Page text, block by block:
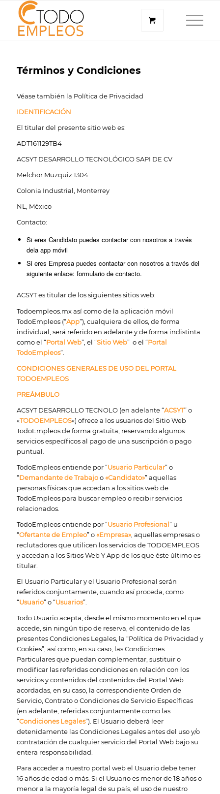
Términos y Condiciones
Véase también la Política de Privacidad
IDENTIFICACIÓN
El titular del presente sitio web es:
ADT161129TB4
ACSYT DESARROLLO TECNOLÓGICO SAPI DE CV
Melchor Muzquiz 1304
Colonia Industrial, Monterrey
NL, México
Contacto:
Si eres Candidato puedes contactar con nosotros a través
dela app móvil
Si eres Empresa puedes contactar con nosotros a través del
siguiente enlace: formulario de contacto.
ACSYT es titular de los siguientes sitios web:
Todoempleos.mx así como de la aplicación móvil
TodoEmpleos (“App”), cualquiera de ellos, de forma
individual, será referido en adelante y de forma indistinta
como el “Portal Web”, el “Sitio Web” o el “Portal
TodoEmpleos”.
CONDICIONES GENERALES DE USO DEL PORTAL
TODOEMPLEOS
PREÁMBULO
ACSYT DESARROLLO TECNOLO (en adelante “ACSYT” o
«TODOEMPLEOS«) ofrece a los usuarios del Sitio Web
TodoEmpleos de forma gratuita, reservando algunos
servicios específicos al pago de una suscripción o pago
puntual.
TodoEmpleos entiende por “Usuario Particular” o
“Demandante de Trabajoo«Candidato»” aquellas
personas físicas que accedan a los sitios web de
TodoEmpleos para buscar empleo o recibir servicios
relacionados.
TodoEmpleos entiende por “Usuario Profesional” u
“Ofertante de Empleo” o«Empresa», aquellas empresas o
reclutadores que utilicen los servicios de TODOEMPLEOS
y accedan a los Sitios Web Y App de los que éste último es
titular.
El Usuario Particular y el Usuario Profesional serán
referidos conjuntamente, cuando así proceda, como
“Usuario” o “Usuarios”.
Todo Usuario acepta, desde el mismo momento en el que
accede, sin ningún tipo de reserva, el contenido de las
presentes Condiciones Legales, la “Política de Privacidad y
Cookies”, así como, en su caso, las Condiciones
Particulares que puedan complementar, sustituir o
modificar las referidas condiciones en relación con los
servicios y contenidos del contenidos del Portal Web
acordadas, en su caso, la correspondiente Orden de
Servicio, Contrato o Condiciones de Servicio Específicas
(en adelante, referidas conjuntamente como las
“Condiciones Legales”). El Usuario deberá leer
detenidamente las Condiciones Legales antes del uso y/o
contratación de cualquier servicio del Portal Web bajo su
entera responsabilidad.
Para acceder a nuestro portal web el Usuario debe tener
16 años de edad o más. Si el Usuario es menor de 18 años o
menor a la mayoría legal de su país, el uso de nuestro